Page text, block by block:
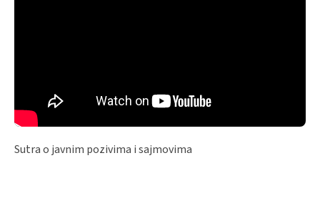
Sutra o javnim pozivima i sajmovima